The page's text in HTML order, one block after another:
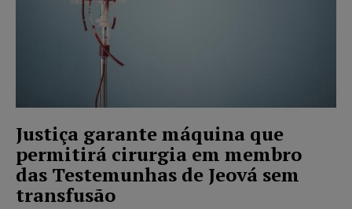
Justiça garante máquina que
permitirá cirurgia em membro
das Testemunhas de Jeová sem
transfusão